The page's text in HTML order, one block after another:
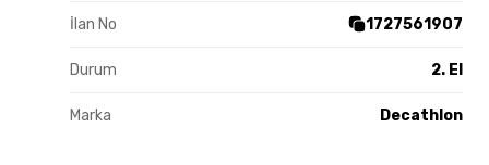
İlan No 1727561907
Durum 2. El
Marka Decathlon